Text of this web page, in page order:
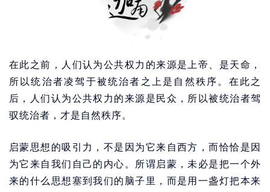
在此之前，人们认为公共权力的来源是上帝、是天命，
所以统治者凌驾于被统治者之上是自然秩序。在此之
后，人们认为公共权力的来源是民众，所以被统治者驾
驭统治者，才是自然秩序。
启蒙思想的吸引力，不是因为它来自西方，而恰恰是因
为它来自我们自己的内心。所谓启蒙，未必是把一个外
来的什么思想塞到我们的脑子里，而是用一盏灯把本来